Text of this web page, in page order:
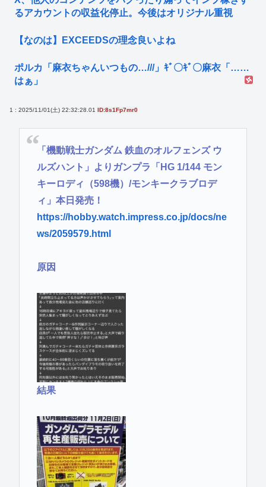
るアカウントの収益化停止。今後はオリジナル重視
【なのは】EXCEEDSの理念良いよね
ポルカ「麻衣ちゃんいつもの…///」ｷﾞ〇ｷﾞ〇麻衣「……
はぁ」
1 : 2025/11/01(土) 22:32:28.01 ID:8s1Fp7mr0
「機動戦士ガンダム 鉄血のオルフェンズ ウ
ルズハント」よりガンプラ「HG 1/144 モン
キーロディ（598機）/モンキークラブロデ
ィ」本日発売！
https://hobby.watch.impress.co.jp/docs/ne
ws/2059579.html
原因
結果